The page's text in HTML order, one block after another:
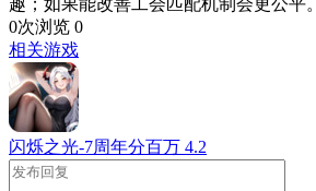
0次浏览 0
相关游戏
闪烁之光-7周年分百万 4.2